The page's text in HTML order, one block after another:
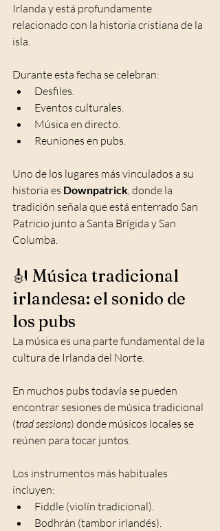
Irlanda y está profundamente
relacionado con la historia cristiana de la
isla.
Durante esta fecha se celebran:
Desfiles.
Eventos culturales.
Música en directo.
Reuniones en pubs.
Uno de los lugares más vinculados a su
historia es Downpatrick, donde la
tradición señala que está enterrado San
Patricio junto a Santa Brígida y San
Columba.
🎻 Música tradicional
irlandesa: el sonido de
los pubs
La música es una parte fundamental de la
cultura de Irlanda del Norte.
En muchos pubs todavía se pueden
encontrar sesiones de música tradicional
(trad sessions) donde músicos locales se
reúnen para tocar juntos.
Los instrumentos más habituales
incluyen:
Fiddle (violín tradicional).
Bodhrán (tambor irlandés).